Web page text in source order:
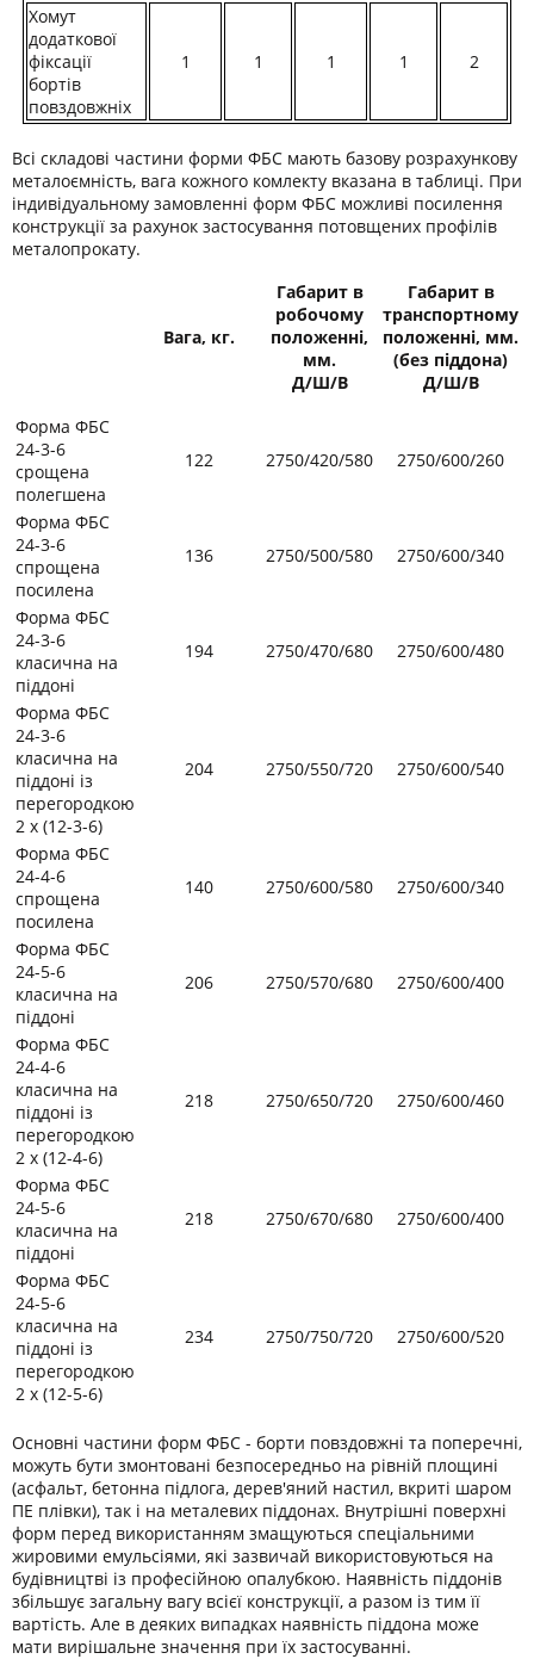
Хомут
додаткової
фіксації
бортів
повздовжніх
1 1 1 1 2
Всі складові частини форми ФБС мають базову розрахункову
металоємність, вага кожного комлекту вказана в таблиці. При
індивідуальному замовленні форм ФБС можливі посилення
конструкції за рахунок застосування потовщених профілів
металопрокату.
Вага, кг.
Габарит в
робочому
положенні,
мм.
Д/Ш/В
Габарит в
транспортному
положенні, мм.
(без піддона)
Д/Ш/В
Форма ФБС
24-3-6
срощена
полегшена
122 2750/420/580 2750/600/260
Форма ФБС
24-3-6
спрощена
посилена
136 2750/500/580 2750/600/340
Форма ФБС
24-3-6
класична на
піддоні
194 2750/470/680 2750/600/480
Форма ФБС
24-3-6
класична на
піддоні із
перегородкою
2 х (12-3-6)
204 2750/550/720 2750/600/540
Форма ФБС
24-4-6
спрощена
посилена
140 2750/600/580 2750/600/340
Форма ФБС
24-5-6
класична на
піддоні
206 2750/570/680 2750/600/400
Форма ФБС
24-4-6
класична на
піддоні із
перегородкою
2 х (12-4-6)
218 2750/650/720 2750/600/460
Форма ФБС
24-5-6
класична на
піддоні
218 2750/670/680 2750/600/400
Форма ФБС
24-5-6
класична на
піддоні із
перегородкою
2 х (12-5-6)
234 2750/750/720 2750/600/520
Основні частини форм ФБС - борти повздовжні та поперечні,
можуть бути змонтовані безпосередньо на рівній площині
(асфальт, бетонна підлога, дерев'яний настил, вкриті шаром
ПЕ плівки), так і на металевих піддонах. Внутрішні поверхні
форм перед використанням змащуються спеціальними
жировими емульсіями, які зазвичай використовуються на
будівництві із професійною опалубкою. Наявність піддонів
збільшує загальну вагу всієї конструкції, а разом із тим її
вартість. Але в деяких випадках наявність піддона може
мати вирішальне значення при їх застосуванні.